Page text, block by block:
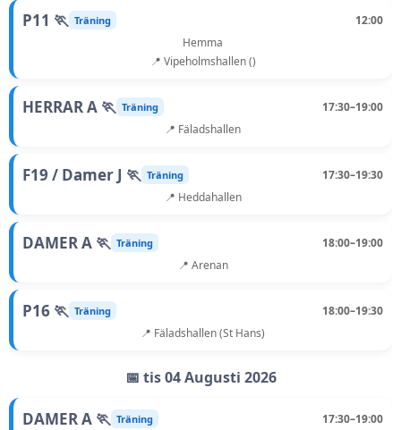
P11 🏃 Träning
12:00
Hemma
📍 Vipeholmshallen ()
HERRAR A 🏃 Träning
17:30–19:00
📍 Fäladshallen
F19 / Damer J 🏃 Träning
17:30–19:30
📍 Heddahallen
DAMER A 🏃 Träning
18:00–19:00
📍 Arenan
P16 🏃 Träning
18:00–19:30
📍 Fäladshallen (St Hans)
📅 tis 04 Augusti 2026
DAMER A 🏃 Träning
17:30–19:00